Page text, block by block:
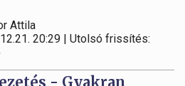
Attila
20:29 | Utolsó frissítés:
- Gyakran